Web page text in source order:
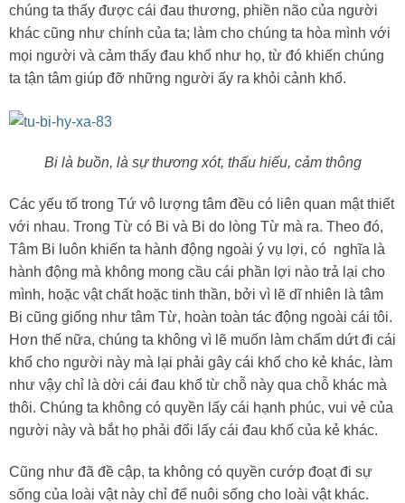
chúng ta thấy được cái đau thương, phiền não của người
khác cũng như chính của ta; làm cho chúng ta hòa mình với
mọi người và cảm thấy đau khổ như họ, từ đó khiến chúng
ta tận tâm giúp đỡ những người ấy ra khỏi cảnh khổ.
Bi là buồn, là sự thương xót, thấu hiểu, cảm thông
Các yếu tố trong Tứ vô lượng tâm đều có liên quan mật thiết
với nhau. Trong Từ có Bi và Bi do lòng Từ mà ra. Theo đó,
Tâm Bi luôn khiến ta hành động ngoài ý vụ lợi, có nghĩa là
hành động mà không mong cầu cái phần lợi nào trả lại cho
mình, hoặc vật chất hoặc tinh thần, bởi vì lẽ dĩ nhiên là tâm
Bi cũng giống như tâm Từ, hoàn toàn tác động ngoài cái tôi.
Hơn thế nữa, chúng ta không vì lẽ muốn làm chấm dứt đi cái
khổ cho người này mà lại phải gây cái khổ cho kẻ khác, làm
như vậy chỉ là dời cái đau khổ từ chỗ này qua chỗ khác mà
thôi. Chúng ta không có quyền lấy cái hạnh phúc, vui vẻ của
người này và bắt họ phải đổi lấy cái đau khổ của kẻ khác.
Cũng như đã đề cập, ta không có quyền cướp đoạt đi sự
sống của loài vật này chỉ để nuôi sống cho loài vật khác.